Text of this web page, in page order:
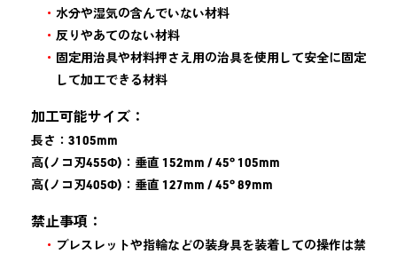
水分や湿気の含んでいない材料
反りやあてのない材料
固定用治具や材料押さえ用の治具を使用して安全に固定
して加工できる材料
加工可能サイズ：
長さ：3105mm
高(ノコ刃455Φ)：垂直 152mm / 45° 105mm
高(ノコ刃405Φ)：垂直 127mm / 45° 89mm
禁止事項：
ブレスレットや指輪などの装身具を装着しての操作は禁